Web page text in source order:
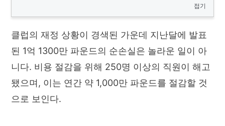
접기
클럽의 재정 상황이 경색된 가운데 지난달에 발표
된 1억 1300만 파운드의 순손실은 놀라운 일이 아
니다. 비용 절감을 위해 250명 이상의 직원이 해고
됐으며, 이는 연간 약 1,000만 파운드를 절감할 것
으로 보인다.